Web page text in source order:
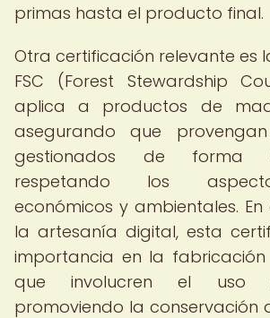
primas hasta el producto final.
Otra certificación relevante es
FSC (Forest Stewardship
aplica a productos de
asegurando que
gestionados de forma
respetando los
económicos y ambientales.
la artesanía digital, esta
importancia en la
que involucren el uso
promoviendo la conservación